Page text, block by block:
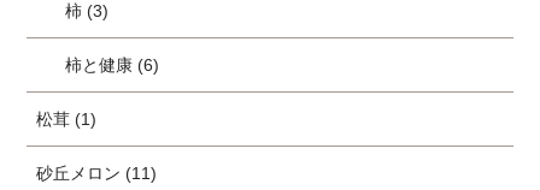
柿 (3)
柿と健康 (6)
松茸 (1)
砂丘メロン (11)